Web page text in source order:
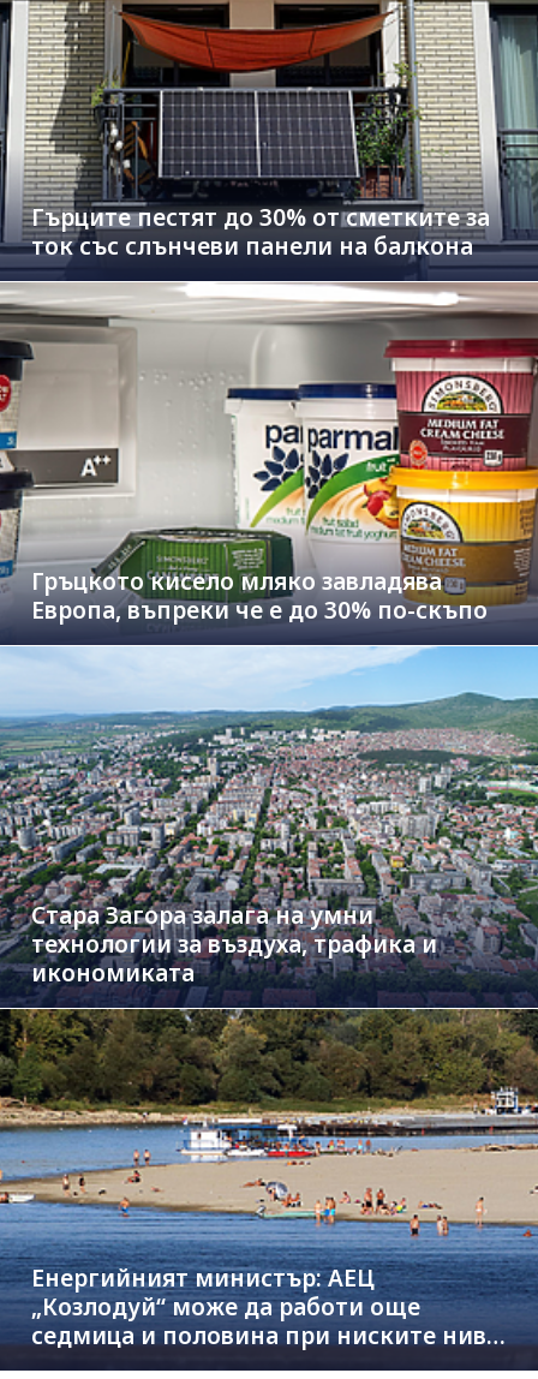
Гърците пестят до 30% от сметките за
ток със слънчеви панели на балкона
Гръцкото кисело мляко завладява
Европа, въпреки че е до 30% по-скъпо
Стара Загора залага на умни
технологии за въздуха, трафика и
икономиката
Енергийният министър: АЕЦ
„Козлодуй“ може да работи още
седмица и половина при ниските нива
на Дунав